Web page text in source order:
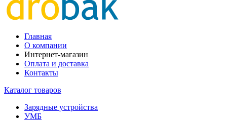
Главная
О компании
Интернет-магазин
Оплата и доставка
Контакты
Каталог товаров
Зарядные устройства
УМБ